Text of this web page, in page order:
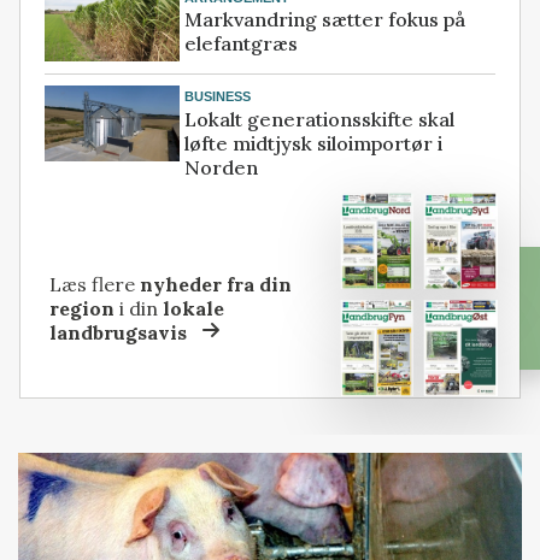
Markvandring sætter fokus på
elefantgræs
BUSINESS
Lokalt generationsskifte skal
løfte midtjysk siloimportør i
Norden
Læs flere nyheder fra din
region i dinlokale
landbrugsavis